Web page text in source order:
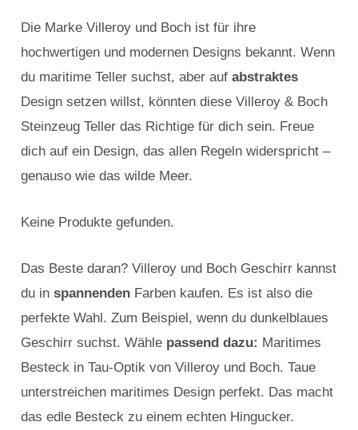
Die Marke Villeroy und Boch ist für ihre
hochwertigen und modernen Designs bekannt. Wenn
du maritime Teller suchst, aber aufabstraktes
Design setzen willst, könnten diese Villeroy & Boch
Steinzeug Teller das Richtige für dich sein. Freue
dich auf ein Design, das allen Regeln widerspricht –
genauso wie das wilde Meer.
Keine Produkte gefunden.
Das Beste daran? Villeroy und Boch Geschirr kannst
du inspannenden Farben kaufen. Es ist also die
perfekte Wahl. Zum Beispiel, wenn du dunkelblaues
Geschirr suchst. Wähle passend dazu: Maritimes
Besteck in Tau-Optik von Villeroy und Boch. Taue
unterstreichen maritimes Design perfekt. Das macht
das edle Besteck zu einem echten Hingucker.